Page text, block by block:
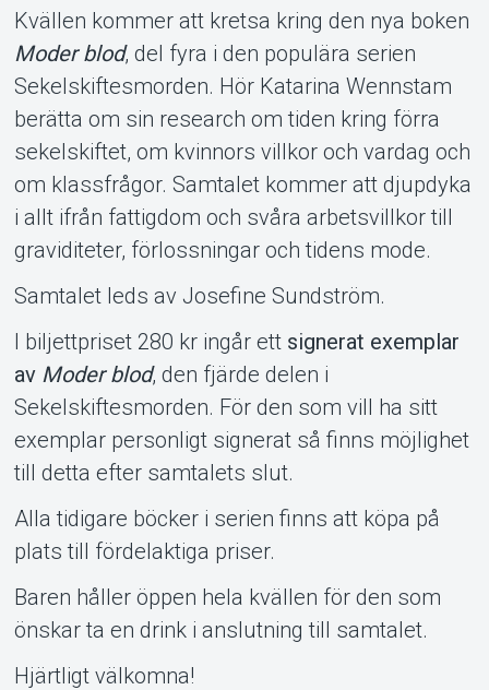
Om Tickster
Kvällen kommer att kretsa kring den nya boken
Moder blod, del fyra i den populära serien
Sekelskiftesmorden. Hör Katarina Wennstam
berätta om sin research om tiden kring förra
sekelskiftet, om kvinnors villkor och vardag och
om klassfrågor. Samtalet kommer att djupdyka
i allt ifrån fattigdom och svåra arbetsvillkor till
graviditeter, förlossningar och tidens mode.
Samtalet leds av Josefine Sundström.
I biljettpriset 280 kr ingår ett signerat exemplar
av Moder blod, den fjärde delen i
Sekelskiftesmorden. För den som vill ha sitt
exemplar personligt signerat så finns möjlighet
till detta efter samtalets slut.
Alla tidigare böcker i serien finns att köpa på
plats till fördelaktiga priser.
Baren håller öppen hela kvällen för den som
önskar ta en drink i anslutning till samtalet.
Hjärtligt välkomna!